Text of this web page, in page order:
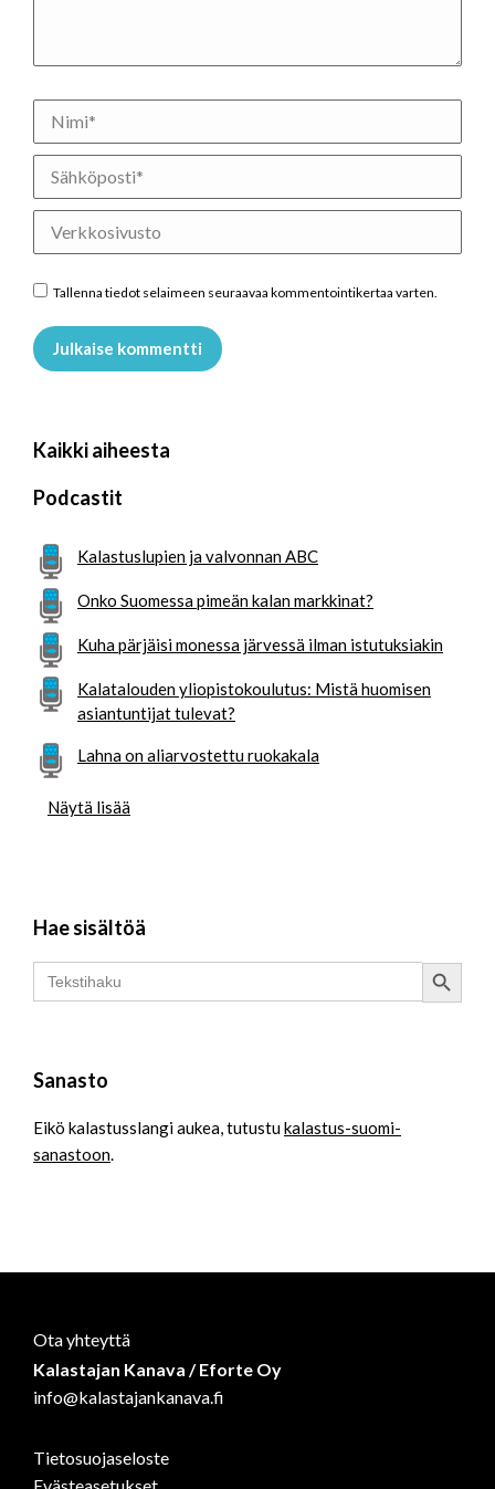
Nimi *
Sähköposti *
Verkkosivusto
Tallenna tiedot selaimeen seuraavaa kommentointikertaa varten.
Julkaise kommentti
Kaikki aiheesta
Podcastit
Kalastuslupien ja valvonnan ABC
Onko Suomessa pimeän kalan markkinat?
Kuha pärjäisi monessa järvessä ilman istutuksiakin
Kalatalouden yliopistokoulutus: Mistä huomisen
asiantuntijat tulevat?
Lahna on aliarvostettu ruokakala
Näytä lisää
Hae sisältöä
Search
for:
Search Button
Sanasto
Eikö kalastusslangi aukea, tutustukalastus-suomi-
sanastoon.
Ota yhteyttä
Kalastajan Kanava / Eforte Oy
info@kalastajankanava.fi
Tietosuojaseloste